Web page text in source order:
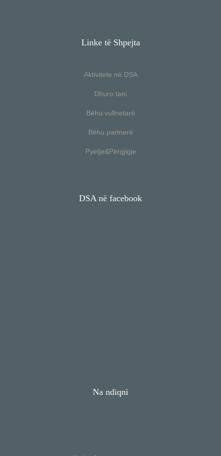
Linke të Shpejta
Aktivitete në DSA
Dhuro tani
Bëhu vullnetarë
Bëhu partnerë
Pyetje&Përgjigje
DSA në facebook
Na ndiqni